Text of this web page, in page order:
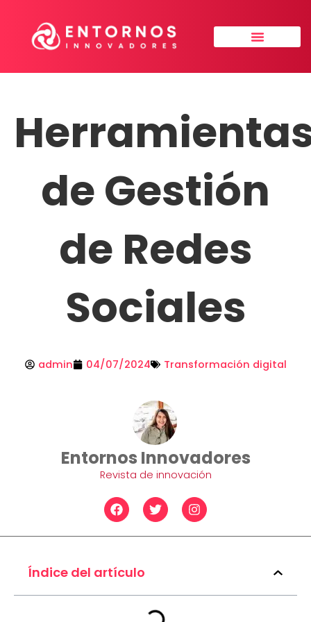
contenido
de Gestión
de Redes
Sociales
admin 04/07/2024 Transformación digital
Entornos Innovadores
Revista de innovación
F
a
c
e
o
o
T
w
i
t
I
n
s
t
Índice del artículo